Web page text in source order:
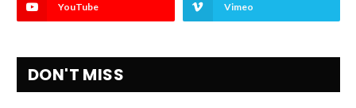
YouTube Vimeo
DON'T MISS